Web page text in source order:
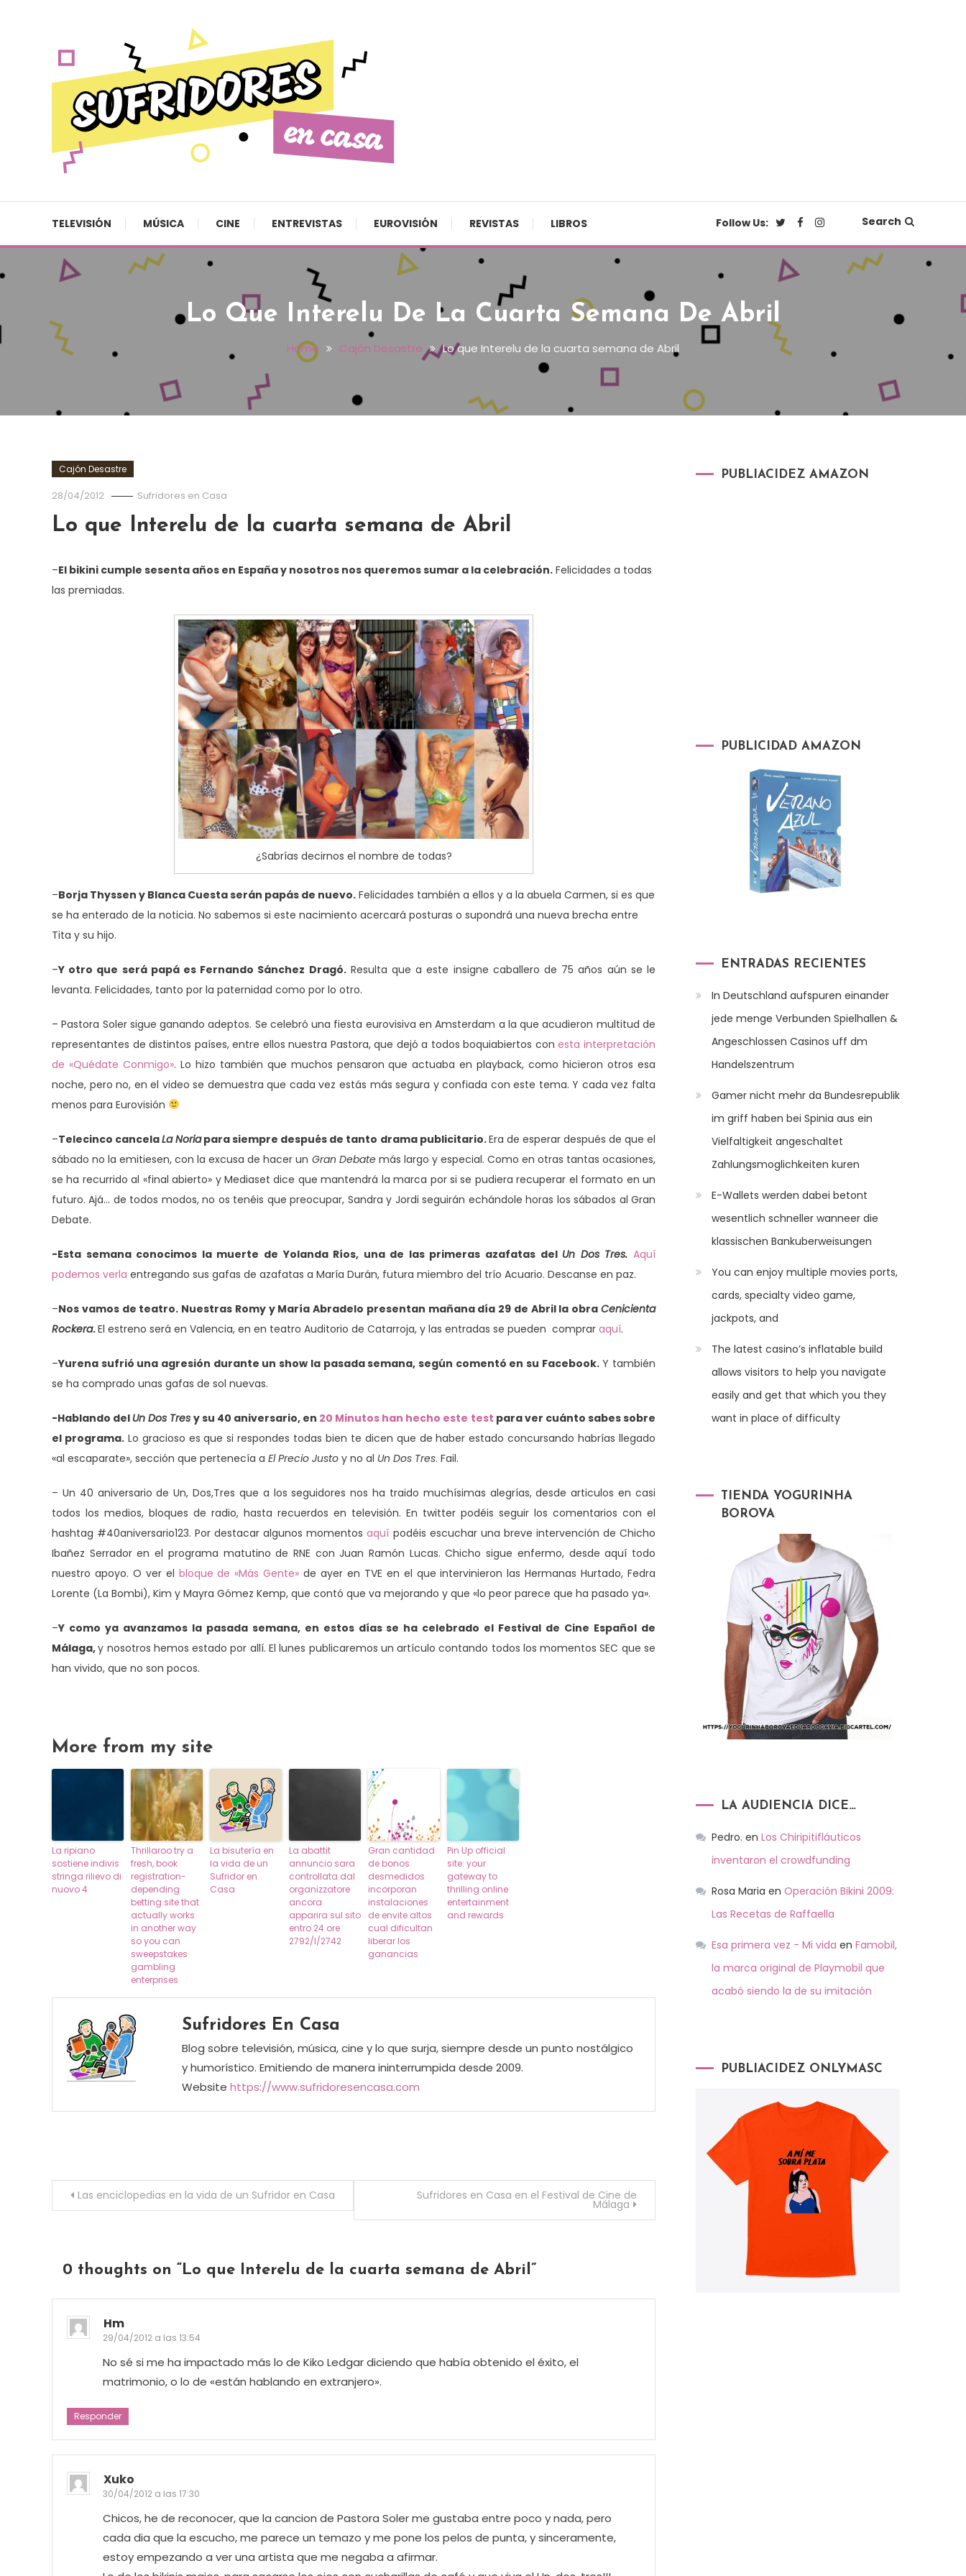
TELEVISIÓN MÚSICA CINE ENTREVISTAS EUROVISIÓN REVISTAS LIBROS Follow Us: Search
Lo Que Interelu De La Cuarta Semana De Abril
Home Cajón Desastre Lo que Interelu de la cuarta semana de Abril
Cajón Desastre
28/04/2012 Sufridores en Casa
Lo que Interelu de la cuarta semana de Abril
–El bikini cumple sesenta años en España y nosotros nos queremos sumar a la celebración. Felicidades a todas
las premiadas.
¿Sabrías decirnos el nombre de todas?
–Borja Thyssen y Blanca Cuesta serán papás de nuevo. Felicidades también a ellos y a la abuela Carmen, si es que
se ha enterado de la noticia. No sabemos si este nacimiento acercará posturas o supondrá una nueva brecha entre
Tita y su hijo.
–Y otro que será papá es Fernando Sánchez Dragó.Resulta que a este insigne caballero de 75 años aún se le
levanta. Felicidades, tanto por la paternidad como por lo otro.
– Pastora Soler sigue ganando adeptos. Se celebró una fiesta eurovisiva en Amsterdam a la que acudieron multitud de
representantes de distintos países, entre ellos nuestra Pastora, que dejó a todos boquiabiertos con esta interpretación
de «Quédate Conmigo». Lo hizo también que muchos pensaron que actuaba en playback, como hicieron otros esa
noche, pero no, en el video se demuestra que cada vez estás más segura y confiada con este tema. Y cada vez falta
menos para Eurovisión
–Telecinco cancelaLa Noriapara siempre después de tanto drama publicitario.Era de esperar después de que el
sábado no la emitiesen, con la excusa de hacer un Gran Debatemás largo y especial. Como en otras tantas ocasiones,
se ha recurrido al «final abierto» y Mediaset dice que mantendrá la marca por si se pudiera recuperar el formato en un
futuro. Ajá… de todos modos, no os tenéis que preocupar, Sandra y Jordi seguirán echándole horas los sábados al Gran
Debate.
-Esta semana conocimos la muerte de Yolanda Ríos, una de las primeras azafatas del Un Dos Tres.Aquí
podemos verla entregando sus gafas de azafatas a María Durán, futura miembro del trío Acuario. Descanse en paz.
–Nos vamos de teatro. Nuestras Romy y María Abradelo presentan mañana día 29 de Abril la obra Cenicienta
Rockera.El estreno será en Valencia, en en teatro Auditorio de Catarroja, y las entradas se pueden comprar aquí.
–Yurena sufrió una agresión durante un show la pasada semana, según comentó en su Facebook.Y también
se ha comprado unas gafas de sol nuevas.
-Hablando del Un Dos Tres y su 40 aniversario, en 20 Minutos han hecho este test para ver cuánto sabes sobre
el programa.Lo gracioso es que si respondes todas bien te dicen que de haber estado concursando habrías llegado
«al escaparate», sección que pertenecía a El Precio Justo y no al Un Dos Tres. Fail.
– Un 40 aniversario de Un, Dos,Tres que a los seguidores nos ha traido muchísimas alegrías, desde articulos en casi
todos los medios, bloques de radio, hasta recuerdos en televisión. En twitter podéis seguir los comentarios con el
hashtag #40aniversario123. Por destacar algunos momentosaquí podéis escuchar una breve intervención de Chicho
Ibañez Serrador en el programa matutino de RNE con Juan Ramón Lucas. Chicho sigue enfermo, desde aquí todo
nuestro apoyo. O ver el bloque de «Más Gente» de ayer en TVE en el que intervinieron las Hermanas Hurtado, Fedra
Lorente (La Bombi), Kim y Mayra Gómez Kemp, que contó que va mejorando y que «lo peor parece que ha pasado ya».
–Y como ya avanzamos la pasada semana, en estos días se ha celebrado el Festival de Cine Español de
Málaga,y nosotros hemos estado por allí. El lunes publicaremos un artículo contando todos los momentos SEC que se
han vivido, que no son pocos.
More from my site
La ripiano
sostiene indivis
stringa rilievo di
nuovo 4
Thrillaroo try a
fresh, book
registration-
depending
betting site that
actually works
in another way
so you can
sweepstakes
gambling
enterprises
La bisutería en
la vida de un
Sufridor en
Casa
La abattit
annuncio sara
controllata dal
organizzatore
ancora
apparira sul sito
entro 24 ore
2792/I/2742
Gran cantidad
de bonos
desmedidos
incorporan
instalaciones
de envite altos
cual dificultan
liberar los
ganancias
Pin Up official
site: your
gateway to
thrilling online
entertainment
and rewards
Sufridores En Casa
Blog sobre televisión, música, cine y lo que surja, siempre desde un punto nostálgico
y humorístico. Emitiendo de manera ininterrumpida desde 2009.
Website https://www.sufridoresencasa.com
Navegación de entradas
Las enciclopedias en la vida de un Sufridor en Casa Sufridores en Casa en el Festival de Cine de
Málaga
0 thoughts on “ Lo que Interelu de la cuarta semana de Abril ”
Hm
29/04/2012 a las 13:54
No sé si me ha impactado más lo de Kiko Ledgar diciendo que había obtenido el éxito, el
matrimonio, o lo de «están hablando en extranjero».
Responder
Xuko
30/04/2012 a las 17:30
Chicos, he de reconocer, que la cancion de Pastora Soler me gustaba entre poco y nada, pero
cada dia que la escucho, me parece un temazo y me pone los pelos de punta, y sinceramente,
estoy empezando a ver una artista que me negaba a afirmar.
PUBLIACIDEZ AMAZON
PUBLICIDAD AMAZON
ENTRADAS RECIENTES
In Deutschland aufspuren einander
jede menge Verbunden Spielhallen &
Angeschlossen Casinos uff dm
Handelszentrum
Gamer nicht mehr da Bundesrepublik
im griff haben bei Spinia aus ein
Vielfaltigkeit angeschaltet
Zahlungsmoglichkeiten kuren
E-Wallets werden dabei betont
wesentlich schneller wanneer die
klassischen Bankuberweisungen
You can enjoy multiple movies ports,
cards, specialty video game,
jackpots, and
The latest casino’s inflatable build
allows visitors to help you navigate
easily and get that which you they
want in place of difficulty
TIENDA YOGURINHA
BOROVA
LA AUDIENCIA DICE…
Pedro. en Los Chiripitifláuticos
inventaron el crowdfunding
Rosa Maria en Operación Bikini 2009:
Las Recetas de Raffaella
Esa primera vez - Mi vida en Famobil,
la marca original de Playmobil que
acabó siendo la de su imitación
PUBLIACIDEZ ONLYMASC